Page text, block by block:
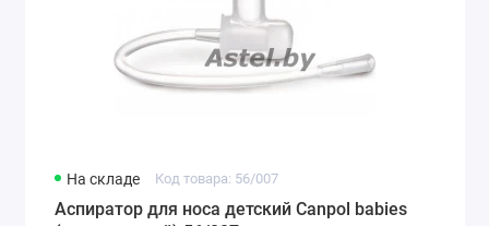
На складе Код товара: 56/007
Аспиратор для носа детский Canpol babies